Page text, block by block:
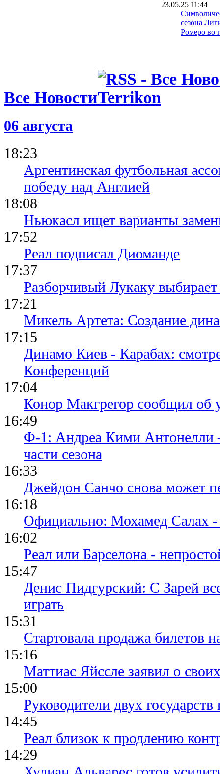
23.05.25 11:44
сезона
Ромеро во
Юнайтед
22.05.25 16:25
Все Новости
06 августа
18:23
Аргентинская футбольная
победу над Англией
18:08
Ньюкасл ищет варианты
17:52
Реал подписал Диоманде
17:37
Разборчивый Лукаку
17:21
Микель Артета: Создание
17:15
Динамо Киев - Карабах:
Конференций
17:04
Конор Макгрегор сообщил об
16:49
Ф-1: Андреа Кими Антонелли
части сезона
16:33
Джейдон Санчо снова может
16:18
Официально: Мохамед Салах -
16:02
Реал или Барселона -
15:47
Денис Пидгурский: С Зарей
играть
15:31
Стартовала продажа билетов
15:16
Маттиас Яйссле заявил о
15:00
Руководители двух
14:45
Реал близок к продлению
14:29